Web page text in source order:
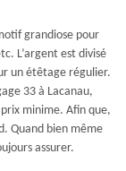
grandiose pour
L’argent est divisé
un étêtage régulier.
33 à Lacanau,
minime. Afin que,
Quand bien même
assurer.